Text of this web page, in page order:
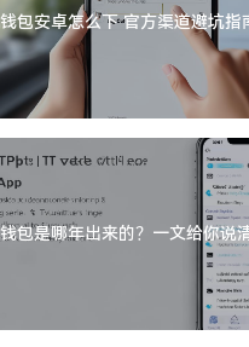
包安卓怎么下 官方渠道避坑指
包是哪年出来的？一文给你说